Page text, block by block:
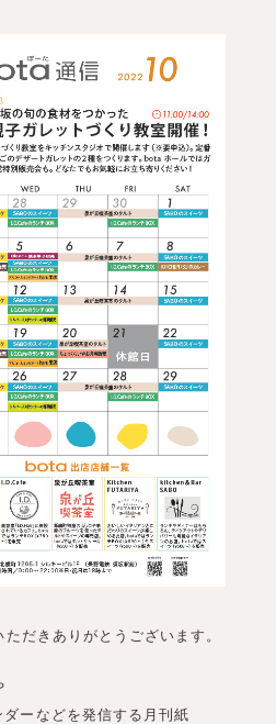
だきありがとうございます。
ーなどを発信する月刊紙